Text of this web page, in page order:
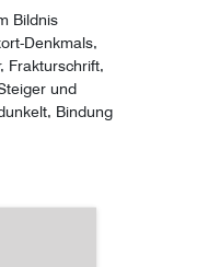
Bildnis
Denkmals,
Frakturschrift,
und
Bindung